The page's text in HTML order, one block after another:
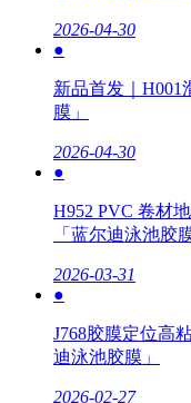
2026-04-30
●
新品首发｜H001
膜」
2026-04-30
●
H952 PVC 卷材
「蓝尔迪泳池胶
2026-03-31
●
J768胶膜定位高
迪泳池胶膜」
2026-02-27